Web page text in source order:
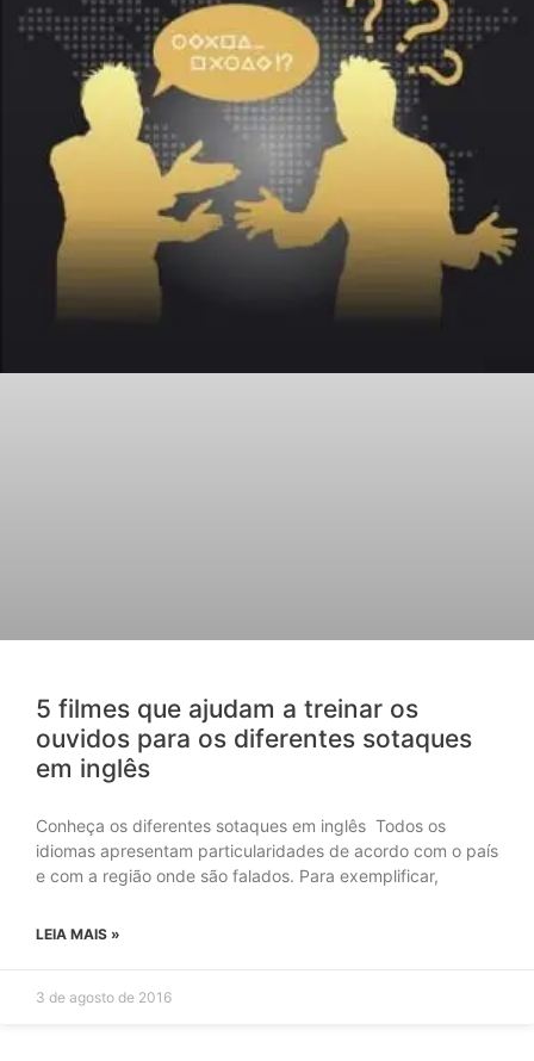
5 filmes que ajudam a treinar os
ouvidos para os diferentes sotaques
em inglês
Conheça os diferentes sotaques em inglês Todos os
idiomas apresentam particularidades de acordo com o país
e com a região onde são falados. Para exemplificar,
LEIA MAIS »
3 de agosto de 2016